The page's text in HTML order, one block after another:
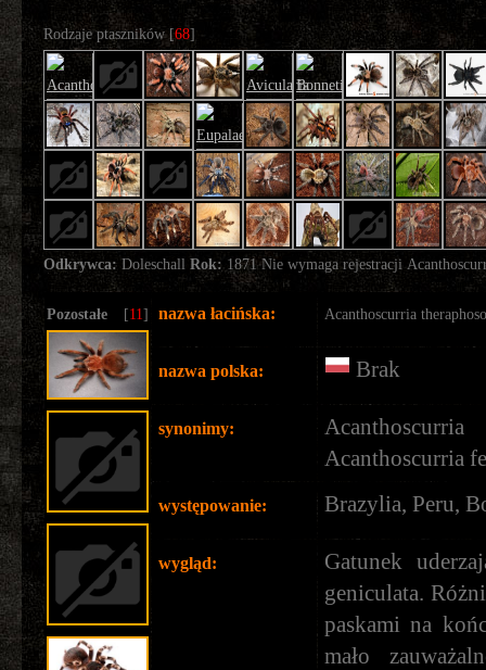
Rodzaje ptaszników [68]
Odkrywca: Doleschall Rok: 1871 Nie wymaga rejestracji
Pozostałe [11] nazwa łacińska: Acanthoscurria
nazwa polska: Brak
synonimy:
Acanthoscurria
występowanie: Brazylia, Peru,
wygląd:
Gatunek
geniculata.
paskami na
mało